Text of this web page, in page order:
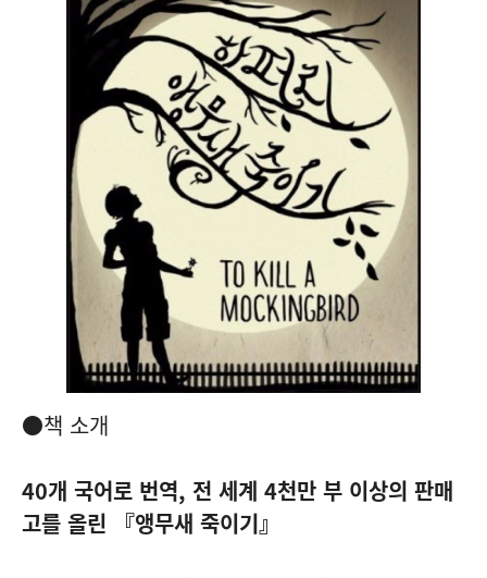
●책 소개
40개 국어로 번역, 전 세계 4천만 부 이상의 판매
고를 올린 『앵무새 죽이기』